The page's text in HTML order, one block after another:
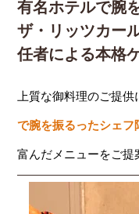
有名ホテルで腕
ザ・リッツカー
任者による本格
上質な御料理のご提
で腕を振るったシェフ
富んだメニューをご提